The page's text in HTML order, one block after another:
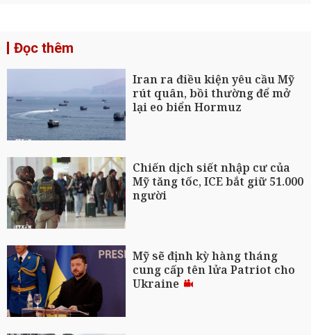
Đọc thêm
Iran ra điều kiện yêu cầu Mỹ
rút quân, bồi thường để mở
lại eo biển Hormuz
Chiến dịch siết nhập cư của
Mỹ tăng tốc, ICE bắt giữ 51.000
người
Mỹ sẽ định kỳ hàng tháng
cung cấp tên lửa Patriot cho
Ukraine